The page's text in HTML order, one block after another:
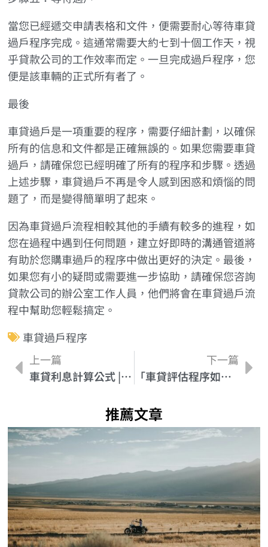
當您已經遞交申請表格和文件，便需要耐心等待車貸
過戶程序完成。這通常需要大約七到十個工作天，視
乎貸款公司的工作效率而定。一旦完成過戶程序，您
便是該車輛的正式所有者了。
最後
車貸過戶是一項重要的程序，需要仔細計劃，以確保
所有的信息和文件都是正確無誤的。如果您需要車貸
過戶，請確保您已經明確了所有的程序和步驟。透過
上述步驟，車貸過戶不再是令人感到困惑和煩惱的問
題了，而是變得簡單明了起來。
因為車貸過戶流程相較其他的手續有較多的進程，如
您在過程中遇到任何問題，建立好即時的溝通管道將
有助於您購車過戶的程序中做出更好的決定。最後，
如果您有小的疑問或需要進一步協助，請確保您咨詢
貸款公司的辦公室工作人員，他們將會在車貸過戶流
程中幫助您輕鬆搞定。
車貸過戶程序
上一篇
車貸利息計算公式 | 一步一步教你推算貸款利息！
下一篇
「車貸評估程序如何影響貸款利率？」
推薦文章